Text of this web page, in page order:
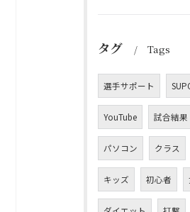
タグ Tags
選手サポート
YouTube 試合結果
パソコン クラス
キッズ 初心者